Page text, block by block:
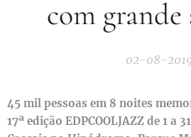
com grande
02-08-
45 mil pessoas em 8 noites
17ª edição EDPCOOLJAZZ de 1 a